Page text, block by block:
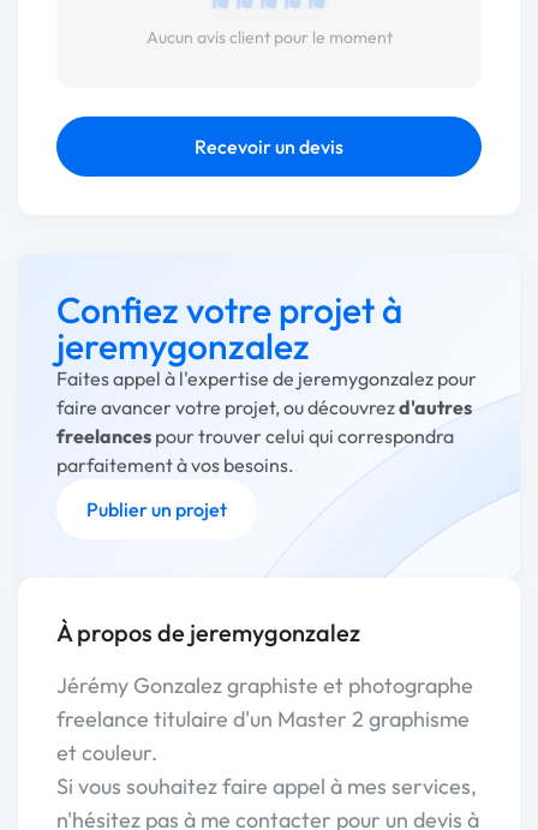
Aucun avis client pour le moment
Recevoir un devis
Confiez votre projet à
jeremygonzalez
Faites appel à l'expertise de jeremygonzalez pour
faire avancer votre projet, ou découvrezd'autres
freelances pour trouver celui qui correspondra
parfaitement à vos besoins.
Publier un projet
À propos de jeremygonzalez
Jérémy Gonzalez graphiste et photographe
freelance titulaire d'un Master 2 graphisme
et couleur.
Si vous souhaitez faire appel à mes services,
n'hésitez pas à me contacter pour un devis à